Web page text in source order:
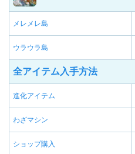
メレメレ島
ウラウラ島
全アイテム入手方法
進化アイテム
わざマシン
ショップ購入